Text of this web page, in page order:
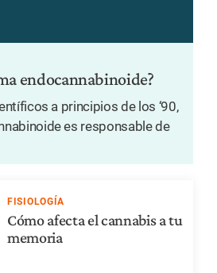
endocannabinoide?
a principios de los ‘90,
es responsable de
FISIOLOGÍA
Cómo afecta el cannabis a tu
memoria